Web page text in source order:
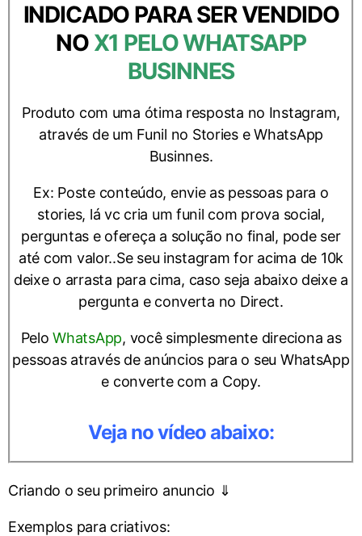
INDICADO PARA SER VENDIDO
NO X1 PELO WHATSAPP
BUSINNES
Produto com uma ótima resposta no Instagram,
através de um Funil no Stories e WhatsApp
Businnes.
Ex: Poste conteúdo, envie as pessoas para o
stories, lá vc cria um funil com prova social,
perguntas e ofereça a solução no final, pode ser
até com valor..Se seu instagram for acima de 10k
deixe o arrasta para cima, caso seja abaixo deixe a
pergunta e converta no Direct.
PeloWhatsApp, você simplesmente direciona as
pessoas através de anúncios para o seu WhatsApp
e converte com a Copy.
Veja no vídeo abaixo:
Criando o seu primeiro anuncio ⇓
Exemplos para criativos: